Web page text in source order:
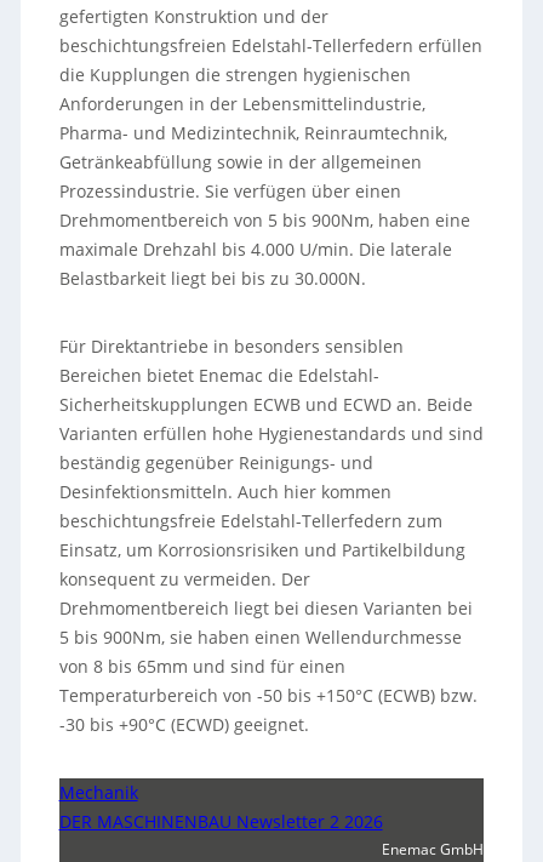
gefertigten Konstruktion und der
beschichtungsfreien Edelstahl-Tellerfedern erfüllen
die Kupplungen die strengen hygienischen
Anforderungen in der Lebensmittelindustrie,
Pharma- und Medizintechnik, Reinraumtechnik,
Getränkeabfüllung sowie in der allgemeinen
Prozessindustrie. Sie verfügen über einen
Drehmomentbereich von 5 bis 900Nm, haben eine
maximale Drehzahl bis 4.000 U/min. Die laterale
Belastbarkeit liegt bei bis zu 30.000N.
Für Direktantriebe in besonders sensiblen
Bereichen bietet Enemac die Edelstahl-
Sicherheitskupplungen ECWB und ECWD an. Beide
Varianten erfüllen hohe Hygienestandards und sind
beständig gegenüber Reinigungs- und
Desinfektionsmitteln. Auch hier kommen
beschichtungsfreie Edelstahl-Tellerfedern zum
Einsatz, um Korrosionsrisiken und Partikelbildung
konsequent zu vermeiden. Der
Drehmomentbereich liegt bei diesen Varianten bei
5 bis 900Nm, sie haben einen Wellendurchmesse
von 8 bis 65mm und sind für einen
Temperaturbereich von -50 bis +150°C (ECWB) bzw.
-30 bis +90°C (ECWD) geeignet.
Mechanik
DER MASCHINENBAU Newsletter 2 2026
Enemac GmbH